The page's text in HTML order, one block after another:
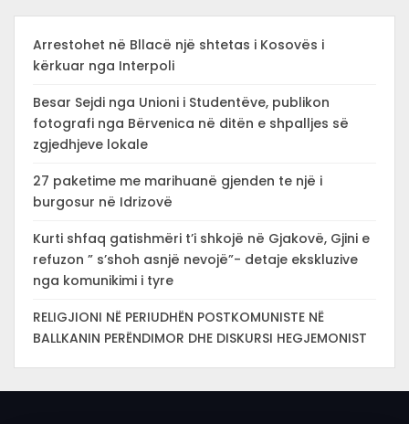
Arrestohet në Bllacë një shtetas i Kosovës i
kërkuar nga Interpoli
Besar Sejdi nga Unioni i Studentëve, publikon
fotografi nga Bërvenica në ditën e shpalljes së
zgjedhjeve lokale
27 paketime me marihuanë gjenden te një i
burgosur në Idrizovë
Kurti shfaq gatishmëri t’i shkojë në Gjakovë, Gjini e
refuzon ” s’shoh asnjë nevojë”- detaje ekskluzive
nga komunikimi i tyre
RELIGJIONI NË PERIUDHËN POSTKOMUNISTE NË
BALLKANIN PERËNDIMOR DHE DISKURSI HEGJEMONIST